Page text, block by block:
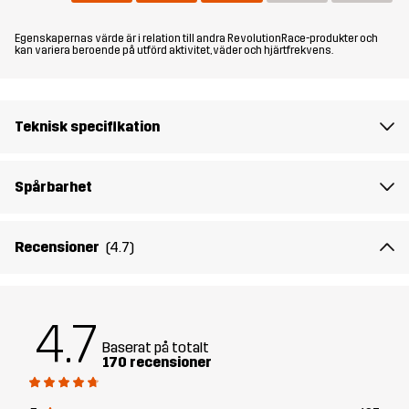
Material 100% Polyamid (Återvunnen)
Baksida
Vikt 295g i storlek M
Artikelnummer 10851_2457
Egenskapernas värde är i relation till andra RevolutionRace-produkter och
kan variera beroende på utförd aktivitet, väder och hjärtfrekvens.
Teknisk specifikation
Spårbarhet
Recensioner (4.7)
4.7 Baserat på totalt
170 recensioner